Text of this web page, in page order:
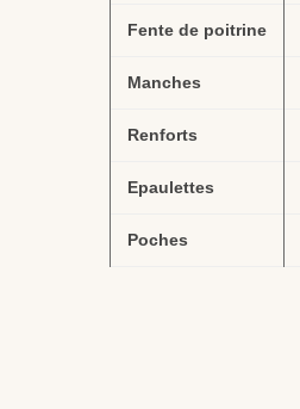
Fente de poitrine
Manches
Renforts
Epaulettes
Poches